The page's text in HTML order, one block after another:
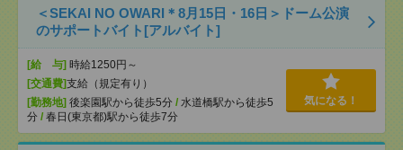
＜SEKAI NO OWARI＊8月15日・16日＞ドーム公演
のサポートバイト[アルバイト]
[給 与] 時給1250円～
[交通費]支給（規定有り）
[勤務地] 後楽園駅から徒歩5分 / 水道橋駅から徒歩5
分 / 春日(東京都)駅から徒歩7分
気になる！